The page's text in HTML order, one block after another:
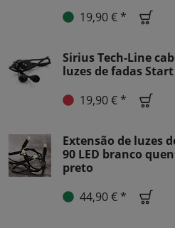
19,90 € *
Sirius Tech-Line
luzes de fadas
19,90 € *
Extensão de luzes
90 LED branco
preto
44,90 € *